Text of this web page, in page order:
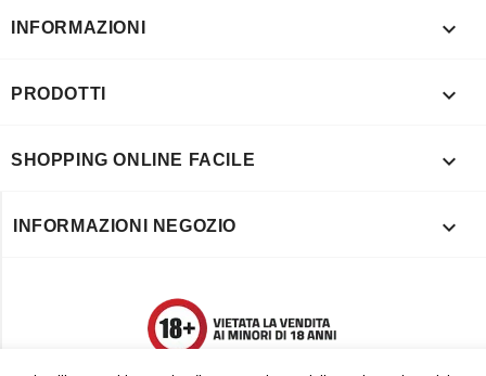
INFORMAZIONI 
PRODOTTI 
SHOPPING ONLINE FACILE 
INFORMAZIONI NEGOZIO 